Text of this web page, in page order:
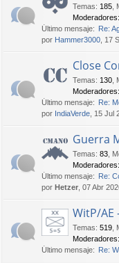
Temas: 185
Moderadores:
Último mensaje: Re:
por Hammer3000 , 17
Close
Temas: 130
Moderadores:
Último mensaje: Re:
por IndiaVerde , 15 Jul
Guerra
Temas: 83
Moderadores:
Último mensaje: Re:
por Hetzer , 07 Abr
WitP/AE
Temas: 519
Moderadores:
Último mensaje: Re: